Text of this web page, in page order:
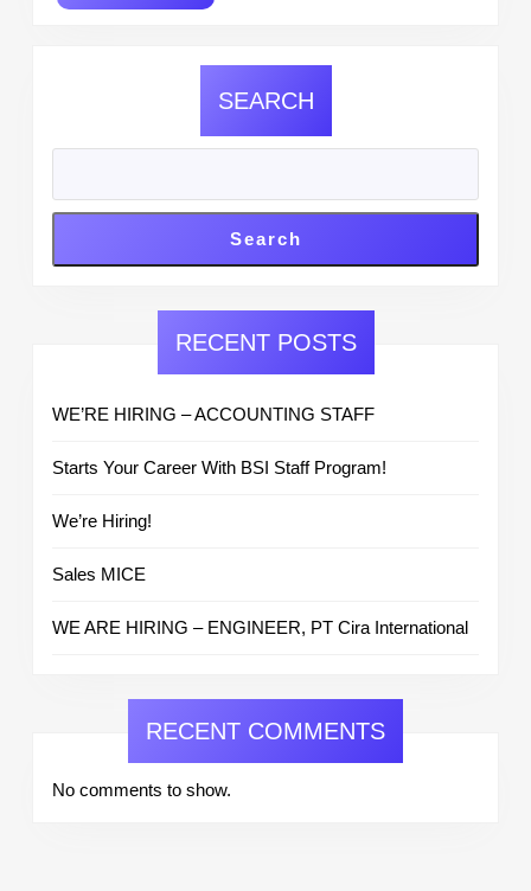
MORE
SEARCH
Search
RECENT POSTS
WE’RE HIRING – ACCOUNTING STAFF
Starts Your Career With BSI Staff Program!
We’re Hiring!
Sales MICE
WE ARE HIRING – ENGINEER, PT Cira International
RECENT COMMENTS
No comments to show.